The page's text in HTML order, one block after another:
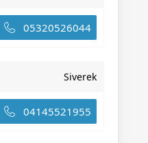
05320526044
Siverek
04145521955